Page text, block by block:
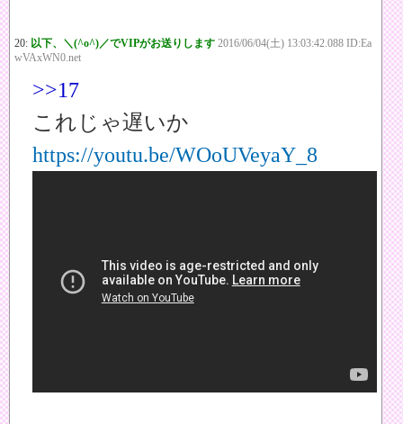
20: 以下、＼(^o^)／でVIPがお送りします 2016/06/04(土) 13:03:42.088 ID:Ea
wVAxWN0.net
>>17
これじゃ遅いか
https://youtu.be/WOoUVeyaY_8